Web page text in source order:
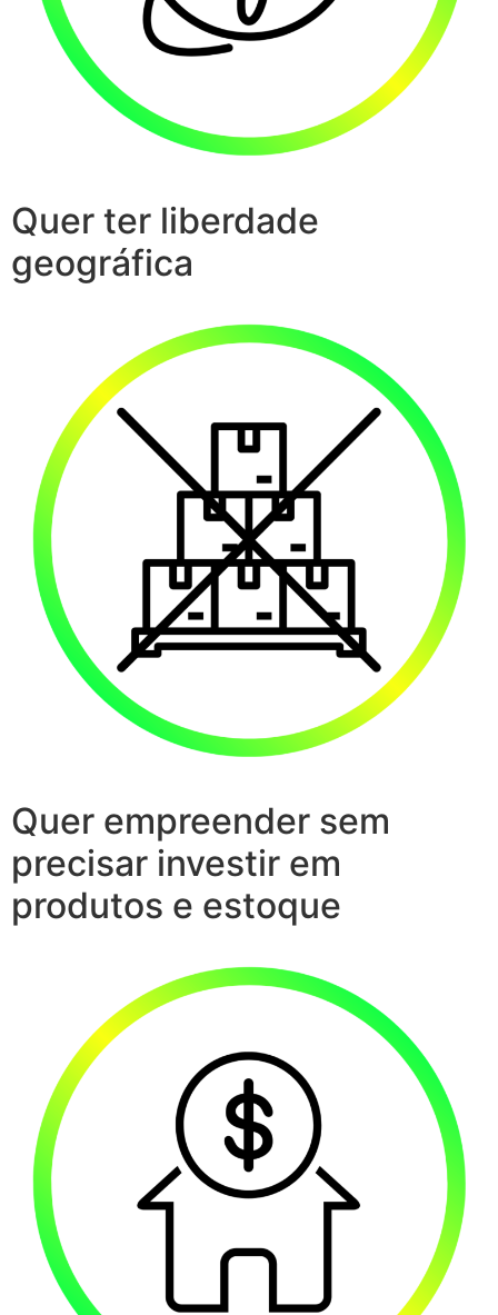
Quer ter liberdade
geográfica
Quer empreender sem
precisar investir em
produtos e estoque